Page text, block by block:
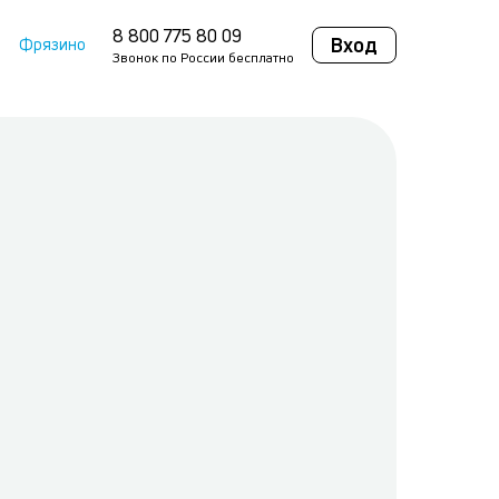
Фрязино 8 800 775 80 09
Звонок по России бесплатно Вход